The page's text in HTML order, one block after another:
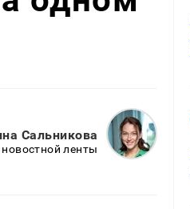
Сальникова
ленты